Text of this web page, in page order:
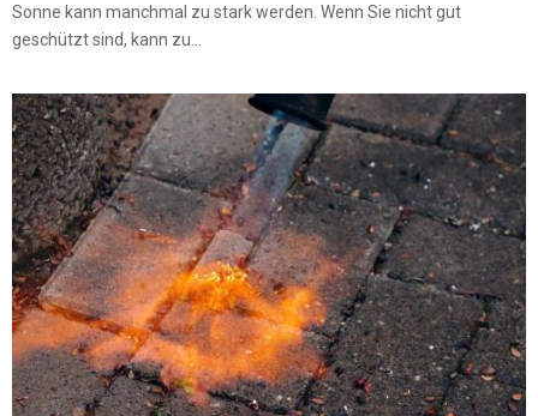
Sonne kann manchmal zu stark werden. Wenn Sie nicht gut
geschützt sind, kann zu...